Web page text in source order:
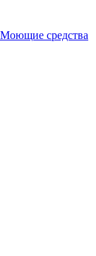
Моющие средства